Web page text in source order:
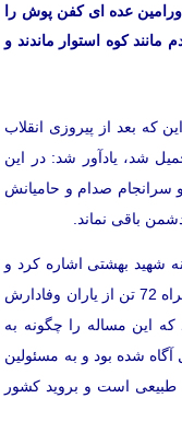
ورامین عده ای کفن پوش را
کوه استوار ماندند و
که بعد از پیروزی انقلاب
شد، یادآور شد: در این
صدام و حامیانش
باقی نماند.
شهید بهشتی اشاره کرد و
اظهار داشت: در این حادثه آیت‌الله بهشتی به همراه 72 تن از یاران وفادارش
این مساله را چگونه به
شده بود و به مسئولین
طبیعی است و بروید کشور